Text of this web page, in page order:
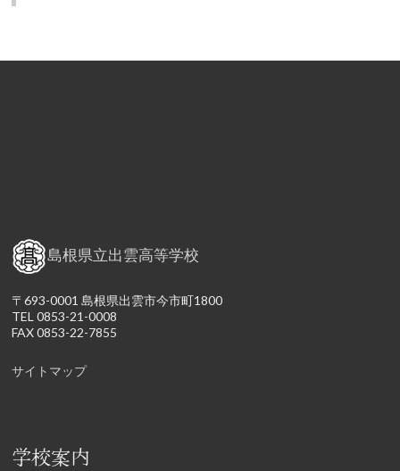
島根県立出雲高等学校
〒693-0001 島根県出雲市今市町1800
TEL 0853-21-0008
FAX 0853-22-7855
サイトマップ
学校案内